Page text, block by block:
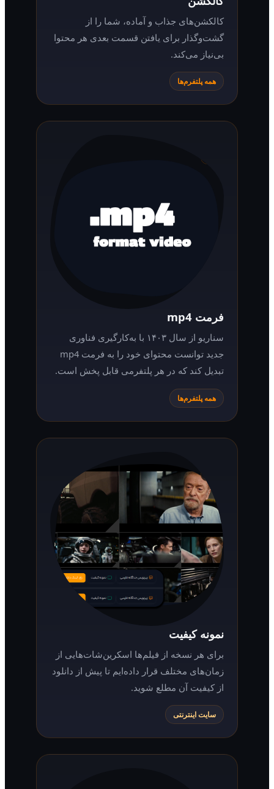
کالکشن‌های جذاب و آماده، شما را از
گشت‌وگذار برای یافتن قسمت بعدی هر محتوا
بی‌نیاز می‌کند.
همه پلتفرم‌ها
سناریو از سال ۱۴۰۳ با به‌کارگیری فناوری
جدید توانست محتوای خود را به فرمت mp4
تبدیل کند که در هر پلتفرمی قابل پخش است.
همه پلتفرم‌ها
نمونه کیفیت
برای هر نسخه از فیلم‌ها اسکرین‌شات‌هایی از
زمان‌های مختلف قرار داده‌ایم تا پیش از دانلود
از کیفیت آن مطلع شوید.
سایت اینترنتی